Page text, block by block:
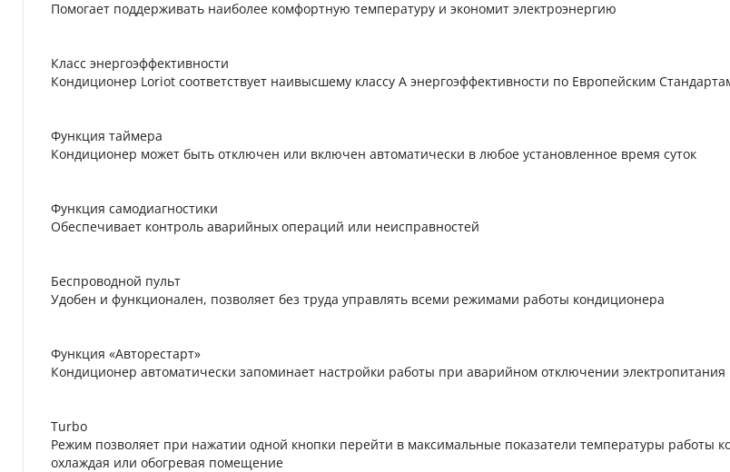
Помогает поддерживать наиболее комфортную температуру и экономит электроэнергию
Класс энергоэффективности
Кондиционер Loriot соответствует наивысшему классу А энергоэффективности по Европейским
Функция таймера
Кондиционер может быть отключен или включен автоматически в любое установленное время суток
Функция самодиагностики
Обеспечивает контроль аварийных операций или неисправностей
Беспроводной пульт
Удобен и функционален, позволяет без труда управлять всеми режимами работы кондиционера
Функция «Авторестарт»
Кондиционер автоматически запоминает настройки работы при аварийном отключении электропитания
Turbo
Режим позволяет при нажатии одной кнопки перейти в максимальные показатели температуры работы
охлаждая или обогревая помещение